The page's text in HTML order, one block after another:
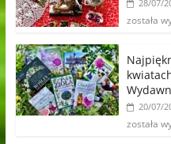
28/07/
została
20/07/
została